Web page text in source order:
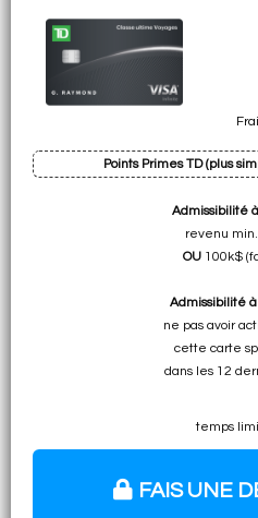
Points Primes TD (plus
Prime:
Cumul sur dép. min.:
voyage avec
• 708$ pour
quel voyage
Admissibilité
revenu
OU 100k$
Admissibilité
ne pas avoir
cette carte
dans les 12
temps
FAIS UNE